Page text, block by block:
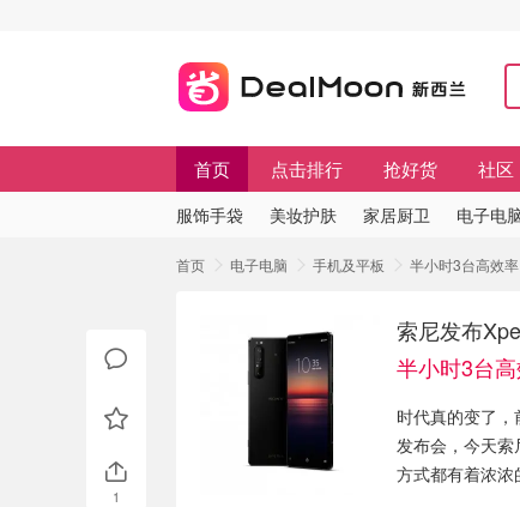
首页 点击排行 抢好货 社区
服饰手袋 美妆护肤 家居厨卫 电子电
首页 电子电脑 手机及平板 半小时3台高效
索尼发布
半小时3台
时代真的变了
发布会，今天
方式都有着浓浓
1